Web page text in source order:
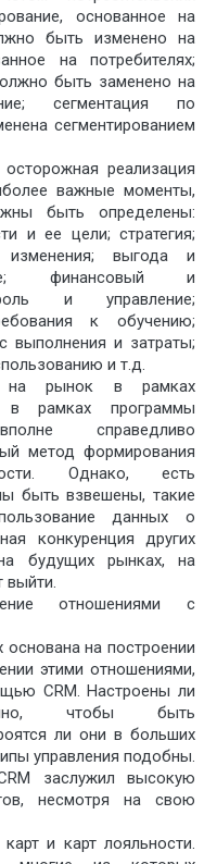
основанное на
быть изменено на
на потребителях;
быть заменено на
сегментация по
сегментированием
реализация
важные моменты,
быть определены:
и ее цели; стратегия;
изменения; выгода и
финансовый и
и управление;
к обучению;
выполнения и затраты;
и т.д.
на рынок в рамках
в рамках программы
справедливо
метод формирования
Однако, есть
быть взвешены, такие
данных о
конкуренция других
будущих рынках, на
отношениями с
основана на построении
этими отношениями,
CRM. Настроены ли
чтобы быть
ли они в больших
управления подобны.
заслужил высокую
несмотря на свою
и карт лояльности.